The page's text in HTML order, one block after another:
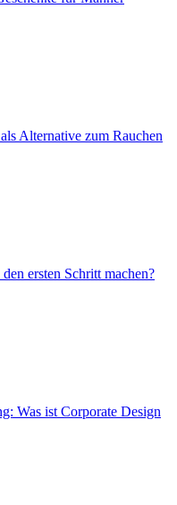
Alternative zum Rauchen
ersten Schritt machen?
Was ist Corporate Design